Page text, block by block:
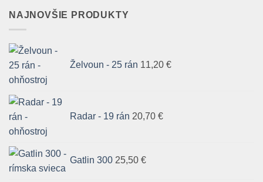
NAJNOVŠIE PRODUKTY
Želvoun - 25 rán 11,20 €
Radar - 19 rán 20,70 €
Gatlin 300 25,50 €